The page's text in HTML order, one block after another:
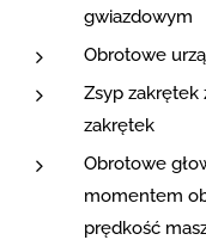
gwiazdowym
Obrotowe
Zsyp
zakrętek
Obrotowe
momentem
prędkość